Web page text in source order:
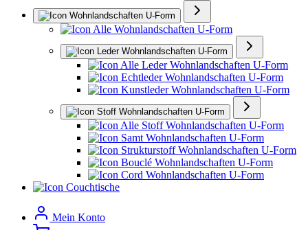
Wohnlandschaften U-Form
Alle Wohnlandschaften U-Form
Leder Wohnlandschaften U-Form
Alle Leder Wohnlandschaften U-Form
Echtleder Wohnlandschaften U-Form
Kunstleder Wohnlandschaften U-Form
Stoff Wohnlandschaften U-Form
Alle Stoff Wohnlandschaften U-Form
Samt Wohnlandschaften U-Form
Strukturstoff Wohnlandschaften U-Form
Bouclé Wohnlandschaften U-Form
Cord Wohnlandschaften U-Form
Couchtische
Mein Konto